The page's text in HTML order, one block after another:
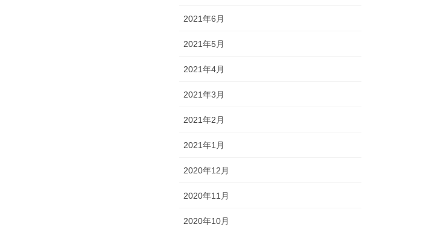
2021年6月
2021年5月
2021年4月
2021年3月
2021年2月
2021年1月
2020年12月
2020年11月
2020年10月